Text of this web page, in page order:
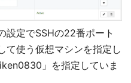
設定でSSHの22番ポート
て使う仮想マシンを指定し
」を指定していま